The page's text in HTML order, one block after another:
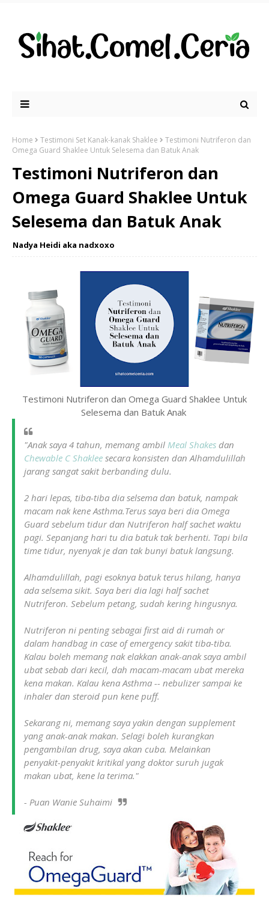
Home Testimoni Set Kanak-kanak Shaklee
Testimoni Nutriferon dan
Omega Guard Shaklee Untuk Selesema dan Batuk Anak
Testimoni Nutriferon dan
Omega Guard Shaklee Untuk
Selesema dan Batuk Anak
Nadya Heidi aka nadxoxo
Testimoni Nutriferon dan Omega Guard Shaklee Untuk
Selesema dan Batuk Anak
"Anak saya 4 tahun, memang ambil Meal Shakes dan
Chewable C Shaklee secara konsisten dan Alhamdulillah
jarang sangat sakit berbanding dulu.
2 hari lepas, tiba-tiba dia selsema dan batuk, nampak
macam nak kene Asthma.Terus saya beri dia Omega
Guard sebelum tidur dan Nutriferon half sachet waktu
pagi. Sepanjang hari tu dia batuk tak berhenti. Tapi bila
time tidur, nyenyak je dan tak bunyi batuk langsung.
Alhamdulillah, pagi esoknya batuk terus hilang, hanya
ada selsema sikit. Saya beri dia lagi half sachet
Nutriferon. Sebelum petang, sudah kering hingusnya.
Nutriferon ni penting sebagai first aid di rumah or
dalam handbag in case of emergency sakit tiba-tiba.
Kalau boleh memang nak elakkan anak-anak saya ambil
ubat sebab dari kecil, dah macam-macam ubat mereka
kena makan. Kalau kena Asthma -- nebulizer sampai ke
inhaler dan steroid pun kene puff.
Sekarang ni, memang saya yakin dengan supplement
yang anak-anak makan. Selagi boleh kurangkan
pengambilan drug, saya akan cuba. Melainkan
penyakit-penyakit kritikal yang doktor suruh jugak
makan ubat, kene la terima."
- Puan Wanie Suhaimi